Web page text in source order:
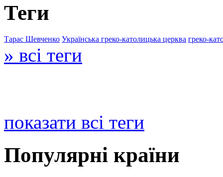
Теги
Тарас Шевченко Українська греко-католицька церква греко-
» всі теги
показати всі теги
Популярні країни